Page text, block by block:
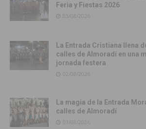
Feria y Fiestas 2026
03/08/2026
La Entrada Cristiana llena
calles de Almoradí en una
jornada festera
02/08/2026
La magia de la Entrada
calles de Almoradí
01/08/2026